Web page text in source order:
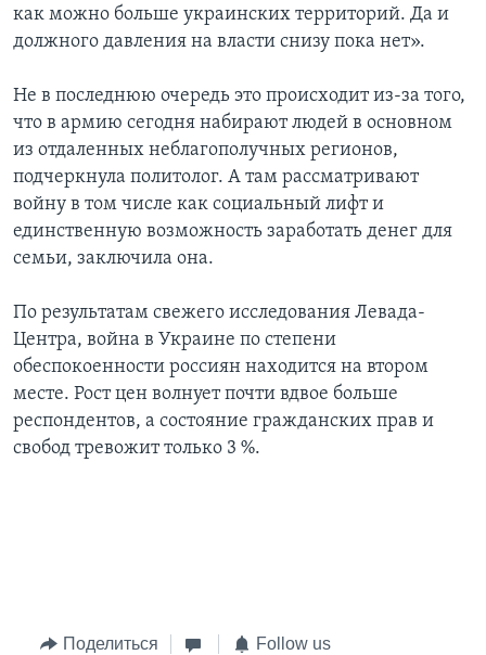
как можно больше украинских территорий. Да и
должного давления на власти снизу пока нет».
Не в последнюю очередь это происходит из-за того,
что в армию сегодня набирают людей в основном
из отдаленных неблагополучных регионов,
подчеркнула политолог. А там рассматривают
войну в том числе как социальный лифт и
единственную возможность заработать денег для
семьи, заключила она.
По результатам свежего исследования Левада-
Центра, война в Украине по степени
обеспокоенности россиян находится на втором
месте. Рост цен волнует почти вдвое больше
респондентов, а состояние гражданских прав и
свобод тревожит только 3 %.
Поделиться Follow us